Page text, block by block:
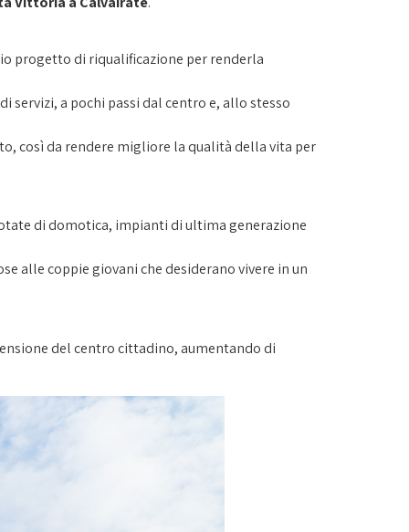
progetto di riqualificazione per renderla
a pochi passi dal centro e, allo stesso
così da rendere migliore la qualità della vita per
di domotica, impianti di ultima generazione
alle coppie giovani che desiderano vivere in un
del centro cittadino, aumentando di